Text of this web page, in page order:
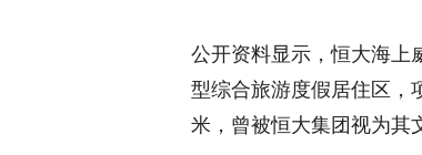
公开资料显示，恒大海上
型综合旅游度假居住区，
米，曾被恒大集团视为其